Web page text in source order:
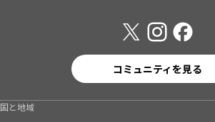
コミュニティを見る
国と地域